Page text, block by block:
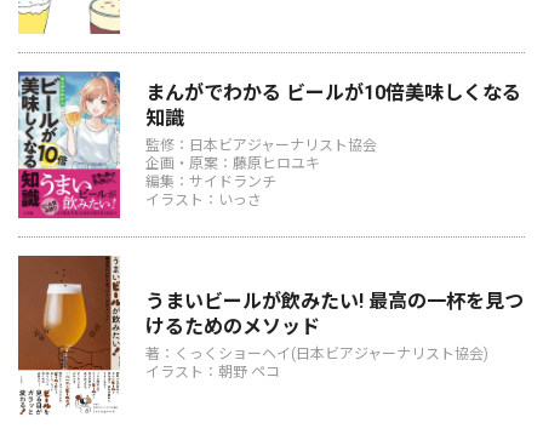
まんがでわかる ビールが10倍美味しくなる
知識
監修：日本ビアジャーナリスト協会
企画・原案：藤原ヒロユキ
編集：サイドランチ
イラスト：いっさ
うまいビールが飲みたい! 最高の一杯を見つ
けるためのメソッド
著：くっくショーヘイ(日本ビアジャーナリスト協会)
イラスト：朝野 ペコ